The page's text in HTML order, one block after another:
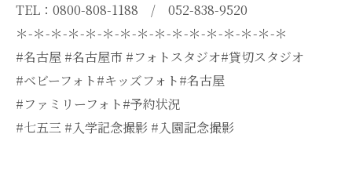
TEL：0800-808-1188 / 052-838-9520
＊-＊-＊-＊-＊-＊-＊-＊-＊-＊-＊-＊-＊-＊-＊-＊
#名古屋 #名古屋市 #フォトスタジオ#貸切スタジオ
#ベビーフォト#キッズフォト#名古屋
#ファミリーフォト#予約状況
#七五三 #入学記念撮影 #入園記念撮影